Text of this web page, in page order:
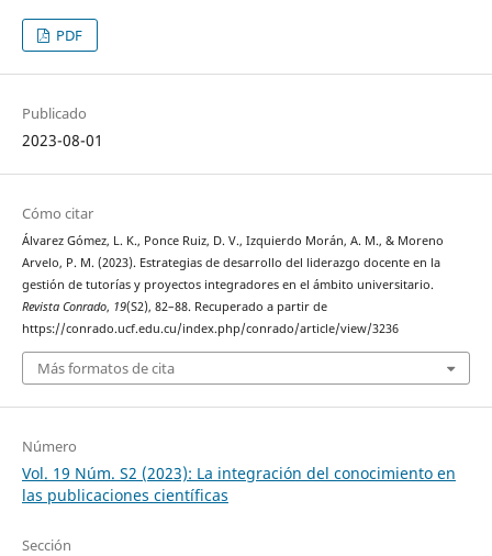
PDF
Publicado
2023-08-01
Cómo citar
Álvarez Gómez, L. K., Ponce Ruiz, D. V., Izquierdo Morán, A. M., & Moreno
Arvelo, P. M. (2023). Estrategias de desarrollo del liderazgo docente en la
gestión de tutorías y proyectos integradores en el ámbito universitario.
Revista Conrado, 19(S2), 82–88. Recuperado a partir de
https://conrado.ucf.edu.cu/index.php/conrado/article/view/3236
Más formatos de cita
Número
Vol. 19 Núm. S2 (2023): La integración del conocimiento en
las publicaciones científicas
Sección